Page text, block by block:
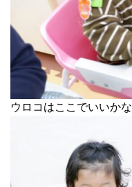
ウロコはここでいいかな